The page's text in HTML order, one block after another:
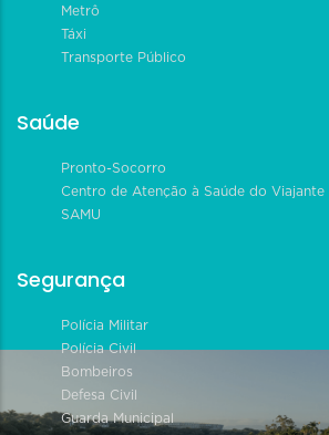
Metrô
Táxi
Transporte Público
Saúde
Pronto-Socorro
Centro de Atenção à Saúde do Viajante
SAMU
Segurança
Polícia Militar
Polícia Civil
Bombeiros
Defesa Civil
Guarda Municipal